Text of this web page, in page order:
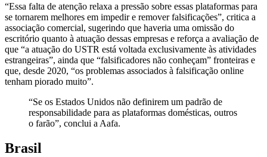
“Essa falta de atenção relaxa a pressão sobre essas plataformas para
se tornarem melhores em impedir e remover falsificações”, critica a
associação comercial, sugerindo que haveria uma omissão do
escritório quanto à atuação dessas empresas e reforça a avaliação de
que “a atuação do USTR está voltada exclusivamente às atividades
estrangeiras”, ainda que “falsificadores não conheçam” fronteiras e
que, desde 2020, “os problemas associados à falsificação online
tenham piorado muito”.
“Se os Estados Unidos não definirem um padrão de
responsabilidade para as plataformas domésticas, outros
o farão”, conclui a Aafa.
Brasil